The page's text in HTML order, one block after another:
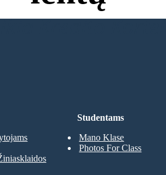
Kredito
Studentams
Mano Klase
Photos For Class